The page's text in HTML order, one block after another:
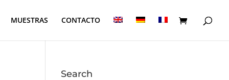
MUESTRAS CONTACTO
Search